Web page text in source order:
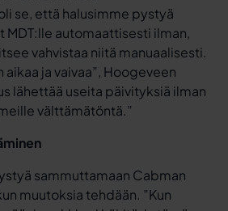
se, että halusimme pystyä
MDT:lle automaattisesti ilman,
vahvistaa niitä manuaalisesti.
aikaa ja vaivaa”, Hoogeveen
lähettää useita päivityksiä ilman
välttämätöntä.”
sammuttamaan Cabman
muutoksia tehdään. ”Kun